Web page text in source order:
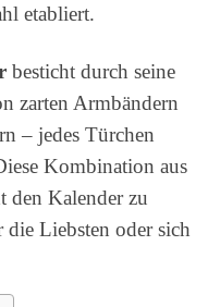
etabliert.
besticht durch seine
zarten Armbändern
– jedes Türchen
Kombination aus
den Kalender zu
die Liebsten oder sich